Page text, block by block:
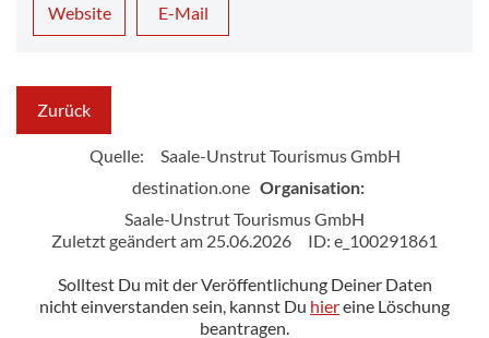
Website E-Mail
Zurück
Quelle:
Saale-Unstrut Tourismus GmbH
destination.one Organisation:
Saale-Unstrut Tourismus GmbH
Zuletzt geändert am 25.06.2026
ID: e_100291861
Solltest Du mit der Veröffentlichung Deiner Daten
nicht einverstanden sein, kannst Du hiereine Löschung
beantragen.